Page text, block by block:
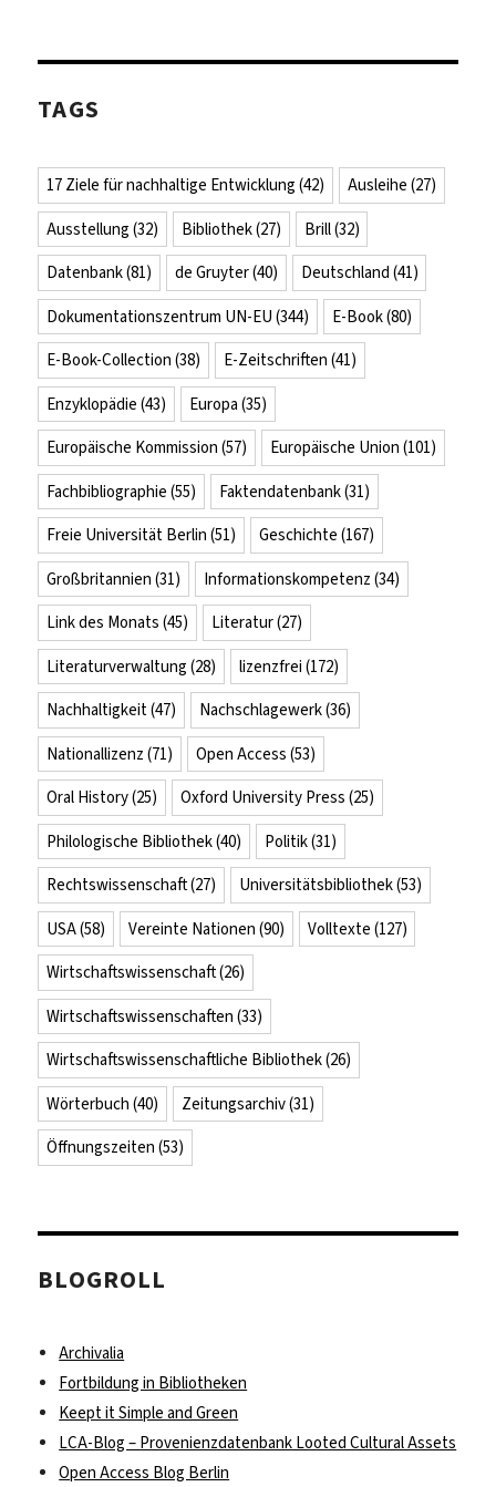
TAGS
17 Ziele für nachhaltige Entwicklung (42) Ausleihe (27)
Ausstellung (32) Bibliothek(27) Brill(32)
Datenbank(81) de Gruyter(40) Deutschland (41)
Dokumentationszentrum UN-EU (344) E-Book(80)
E-Book-Collection (38) E-Zeitschriften (41)
Enzyklopädie (43) Europa (35)
Europäische Kommission (57) Europäische Union (101)
Fachbibliographie (55) Faktendatenbank(31)
Freie Universität Berlin (51) Geschichte (167)
Großbritannien (31) Informationskompetenz (34)
Link des Monats (45) Literatur(27)
Literaturverwaltung (28) lizenzfrei (172)
Nachhaltigkeit(47) Nachschlagewerk(36)
Nationallizenz (71) Open Access (53)
Oral History(25) Oxford University Press (25)
Philologische Bibliothek(40) Politik(31)
Rechtswissenschaft(27) Universitätsbibliothek(53)
USA(58) Vereinte Nationen (90) Volltexte (127)
Wirtschaftswissenschaft(26)
Wirtschaftswissenschaften (33)
Wirtschaftswissenschaftliche Bibliothek(26)
Wörterbuch (40) Zeitungsarchiv(31)
Öffnungszeiten (53)
BLOGROLL
Archivalia
Fortbildung in Bibliotheken
Keept it Simple and Green
LCA-Blog – Provenienzdatenbank Looted Cultural Assets
Open Access Blog Berlin